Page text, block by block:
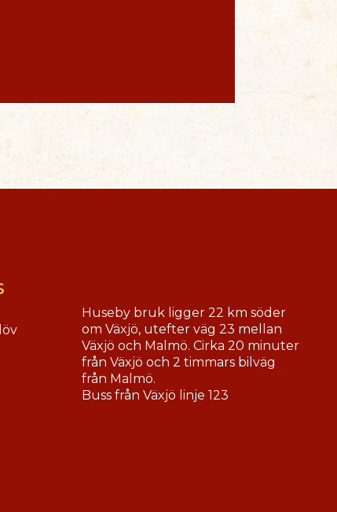
Huseby bruk ligger 22 km söder
om Växjö, utefter väg 23 mellan
Växjö och Malmö. Cirka 20 minuter
från Växjö och 2 timmars bilväg
från Malmö.
Buss från Växjö linje 123